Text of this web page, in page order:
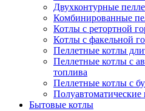
Двухконтурные
Комбинированные
Котлы с ретортной
Котлы с факельной
Пеллетные котлы
Пеллетные котлы с
топлива
Пеллетные котлы с
Бытовые котлы